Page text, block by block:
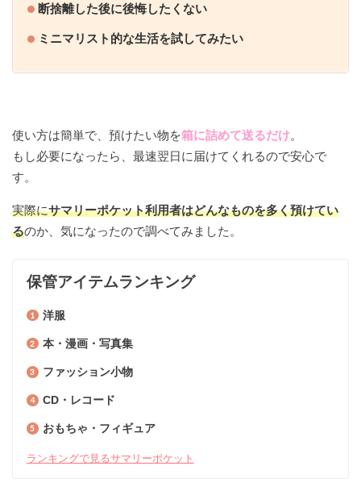
断捨離した後に後悔したくない
ミニマリスト的な生活を試してみたい
使い方は簡単で、預けたい物を箱に詰めて送るだけ。
もし必要になったら、最速翌日に届けてくれるので安心で
す。
実際にサマリーポケット利用者はどんなものを多く預けてい
るのか、気になったので調べてみました。
保管アイテムランキング
洋服
本・漫画・写真集
ファッション小物
CD・レコード
おもちゃ・フィギュア
ランキングで見るサマリーポケット